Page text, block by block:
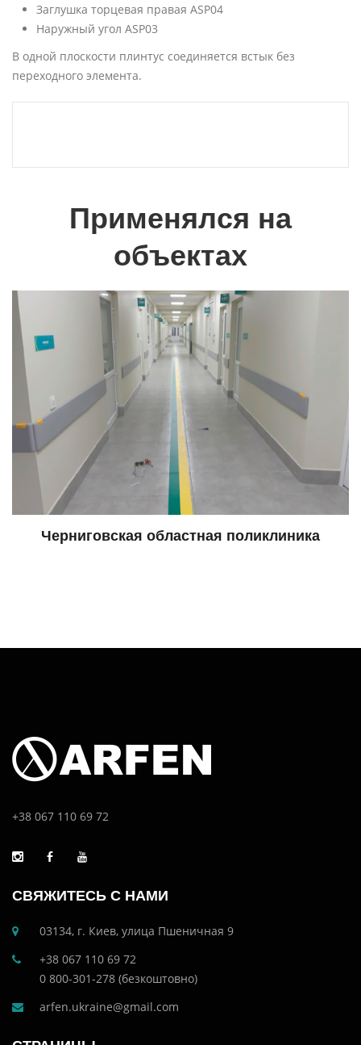
Заглушка торцевая правая ASP04
Наружный угол ASP03
В одной плоскости плинтус соединяется встык без
переходного элемента.
Применялся на
объектах
Черниговская областная поликлиника
+38 067 110 69 72
СВЯЖИТЕСЬ С НАМИ
03134, г. Киев, улица Пшеничная 9
+38 067 110 69 72
0 800-301-278 (безкоштовно)
arfen.ukraine@gmail.com